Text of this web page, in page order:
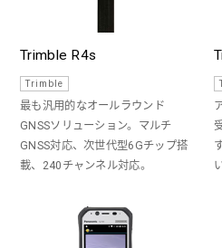
Trimble R4s
Trimble
最も汎用的なオールラウンド
GNSSソリューション。マルチ
GNSS対応、次世代型6Gチップ搭
載、240チャンネル対応。